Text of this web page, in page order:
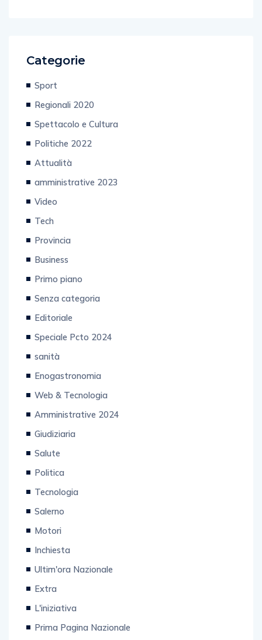
Categorie
Sport
Regionali 2020
Spettacolo e Cultura
Politiche 2022
Attualità
amministrative 2023
Video
Tech
Provincia
Business
Primo piano
Senza categoria
Editoriale
Speciale Pcto 2024
sanità
Enogastronomia
Web & Tecnologia
Amministrative 2024
Giudiziaria
Salute
Politica
Tecnologia
Salerno
Motori
Inchiesta
Ultim'ora Nazionale
Extra
L'iniziativa
Prima Pagina Nazionale